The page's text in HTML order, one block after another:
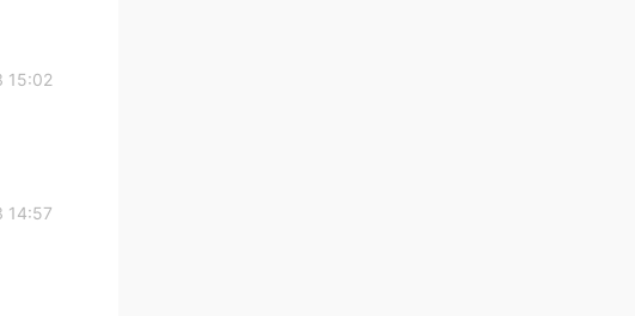
15:02
14:57